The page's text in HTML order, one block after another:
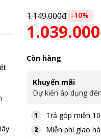
1.149.000đ -10%
Còn hàng
Khuyến mãi
Dự kiến áp dụng
1 Trả góp miễn
2 Miễn phí giao